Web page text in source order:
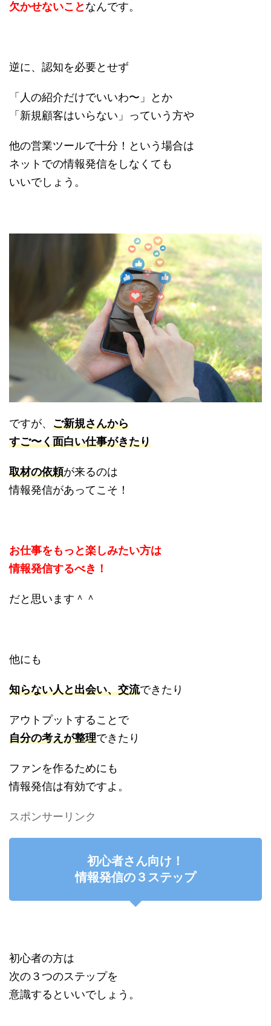
欠かせないことなんです。
逆に、認知を必要とせず
「人の紹介だけでいいわ〜」とか
「新規顧客はいらない」っていう方や
他の営業ツールで十分！という場合は
ネットでの情報発信をしなくても
いいでしょう。
ですが、 ご新規さんから
すご〜く面白い仕事がきたり
取材の依頼が来るのは
情報発信があってこそ！
お仕事をもっと楽しみたい方は
情報発信するべき！
だと思います＾＾
他にも
知らない人と出会い、交流できたり
アウトプットすることで
自分の考えが整理できたり
ファンを作るためにも
情報発信は有効ですよ。
スポンサーリンク
初心者さん向け！
情報発信の３ステップ
初心者の方は
次の３つのステップを
意識するといいでしょう。